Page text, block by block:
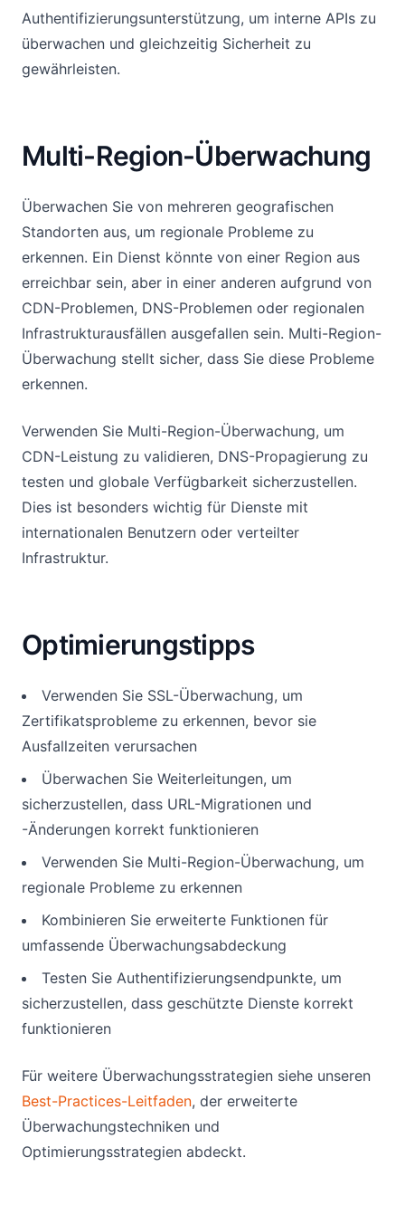
Authentifizierungsunterstützung, um interne APIs zu
überwachen und gleichzeitig Sicherheit zu
gewährleisten.
Multi-Region-Überwachung
Überwachen Sie von mehreren geografischen
Standorten aus, um regionale Probleme zu
erkennen. Ein Dienst könnte von einer Region aus
erreichbar sein, aber in einer anderen aufgrund von
CDN-Problemen, DNS-Problemen oder regionalen
Infrastrukturausfällen ausgefallen sein. Multi-Region-
Überwachung stellt sicher, dass Sie diese Probleme
erkennen.
Verwenden Sie Multi-Region-Überwachung, um
CDN-Leistung zu validieren, DNS-Propagierung zu
testen und globale Verfügbarkeit sicherzustellen.
Dies ist besonders wichtig für Dienste mit
internationalen Benutzern oder verteilter
Infrastruktur.
Optimierungstipps
Verwenden Sie SSL-Überwachung, um
Zertifikatsprobleme zu erkennen, bevor sie
Ausfallzeiten verursachen
Überwachen Sie Weiterleitungen, um
sicherzustellen, dass URL-Migrationen und
-Änderungen korrekt funktionieren
Verwenden Sie Multi-Region-Überwachung, um
regionale Probleme zu erkennen
Kombinieren Sie erweiterte Funktionen für
umfassende Überwachungsabdeckung
Testen Sie Authentifizierungsendpunkte, um
sicherzustellen, dass geschützte Dienste korrekt
funktionieren
Für weitere Überwachungsstrategien siehe unseren
Best-Practices-Leitfaden, der erweiterte
Überwachungstechniken und
Optimierungsstrategien abdeckt.